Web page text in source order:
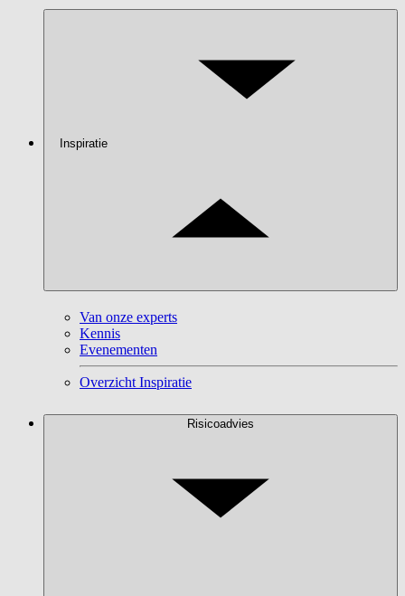
Inspiratie
Van onze experts
Kennis
Evenementen
Overzicht Inspiratie
Risicoadvies